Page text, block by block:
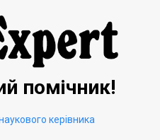
помічник!
керівника